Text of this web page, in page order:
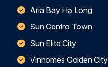
Aria Bay Hạ Long
Sun Centro Town
Sun Elite City
Vinhomes Golden City